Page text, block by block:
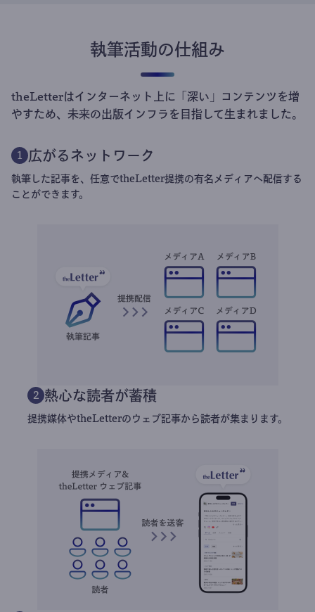
執筆活動の仕組み
theLetterはインターネット上に「深い」コンテンツを増
やすため、未来の出版インフラを目指して生まれました。
1 広がるネットワーク
執筆した記事を、任意でtheLetter提携の有名メディアへ配信する
ことができます。
2 熱心な読者が蓄積
提携媒体やtheLetterのウェブ記事から読者が集まります。